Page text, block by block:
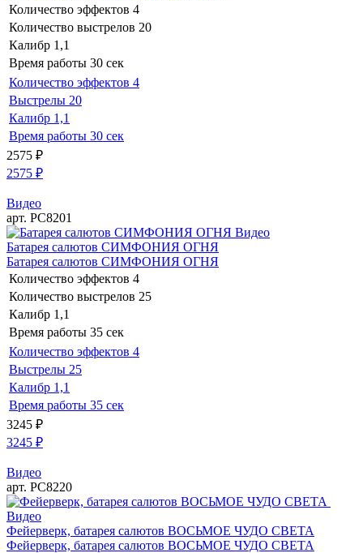
Количество эффектов 4
Количество выстрелов 20
Калибр 1,1
Время работы 30 сек
Количество эффектов 4
Выстрелы 20
Калибр 1,1
Время работы 30 сек
2575 ₽
2575 ₽
Видео
арт. РС8201
Видео
Батарея салютов СИМФОНИЯ ОГНЯ
Батарея салютов СИМФОНИЯ ОГНЯ
Количество эффектов 4
Количество выстрелов 25
Калибр 1,1
Время работы 35 сек
Количество эффектов 4
Выстрелы 25
Калибр 1,1
Время работы 35 сек
3245 ₽
3245 ₽
Видео
арт. РС8220
Видео
Фейерверк, батарея салютов ВОСЬМОЕ ЧУДО СВЕТА
Фейерверк, батарея салютов ВОСЬМОЕ ЧУДО СВЕТА